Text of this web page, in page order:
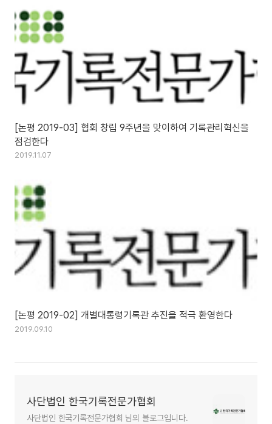
[논평 2019-03] 협회 창립 9주년을 맞이하여 기록관리혁신을
점검한다
2019.11.07
[논평 2019-02] 개별대통령기록관 추진을 적극 환영한다
2019.09.10
사단법인 한국기록전문가협회
사단법인 한국기록전문가협회 님의 블로그입니다.